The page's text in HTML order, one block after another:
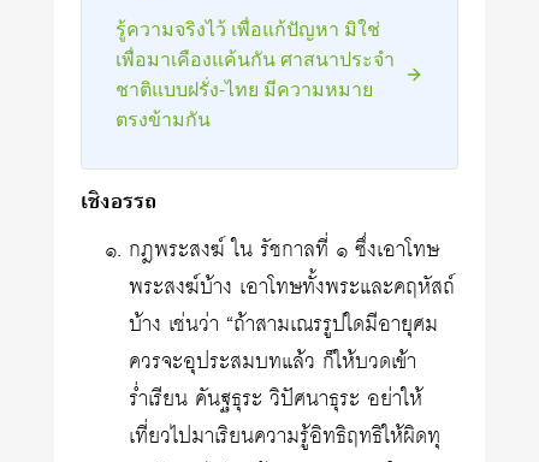
รู้ความจริงไว้ เพื่อแก้ปัญหา มิใช่
เพื่อมาเคืองแค้นกัน ศาสนาประจำ
ชาติแบบฝรั่ง-ไทย มีความหมาย
ตรงข้ามกัน
เชิงอรรถ
กฎพระสงฆ์ ใน รัชกาลที่ ๑ ซึ่งเอาโทษ
พระสงฆ์บ้าง เอาโทษทั้งพระและคฤหัสถ์
บ้าง เช่นว่า “ถ้าสามเณรรูปใดมีอายุศม
ควรจะอุประสมบทแล้ว ก็ให้บวดเข้า
ร่ำเรียน คันฐธุระ วิปัศนาธุระ อย่าให้
เที่ยวไปมาเริยนความรู้อิทธิฤทธิให้ผิดทุ